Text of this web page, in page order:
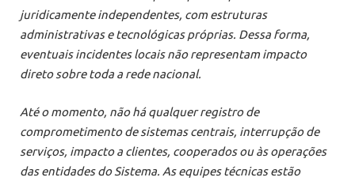
juridicamente independentes, com estruturas
administrativas e tecnológicas próprias. Dessa forma,
eventuais incidentes locaisnão representam impacto
direto sobre toda a rede nacional.
Até o momento, não há qualquer registro de
comprometimento de sistemas centrais, interrupção de
serviços, impacto a clientes, cooperados ou às operações
das entidades do Sistema. As equipes técnicas estão